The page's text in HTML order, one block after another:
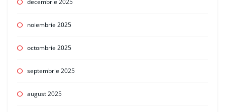
decembrie 2025
noiembrie 2025
octombrie 2025
septembrie 2025
august 2025